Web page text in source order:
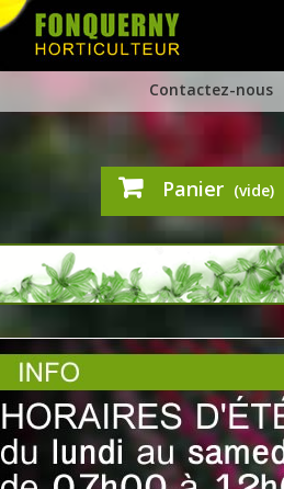
Contactez-nous
Panier (vide)
PLANTS
Nous produisons des plantes
d' automnepour agrémenter vos